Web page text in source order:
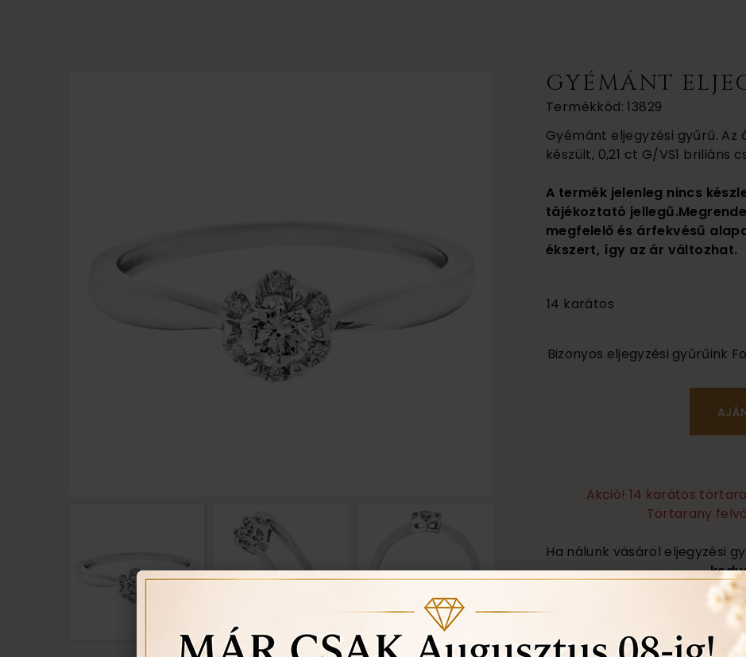
GYÉMÁNT
Termékkód: 13829
Gyémánt eljegyzési gyűrű. Az
készült, 0,21 ct G/VS1
A termék jelenleg nincs
tájékoztató
megfelelő és árfekvésű
ékszert, így az ár változhat.
14 karátos
Bizonyos eljegyzési gyűrűink
Akció! 14 karátos
Törtarany
Ha nálunk vásárol eljegyzési
Örökös garanciális